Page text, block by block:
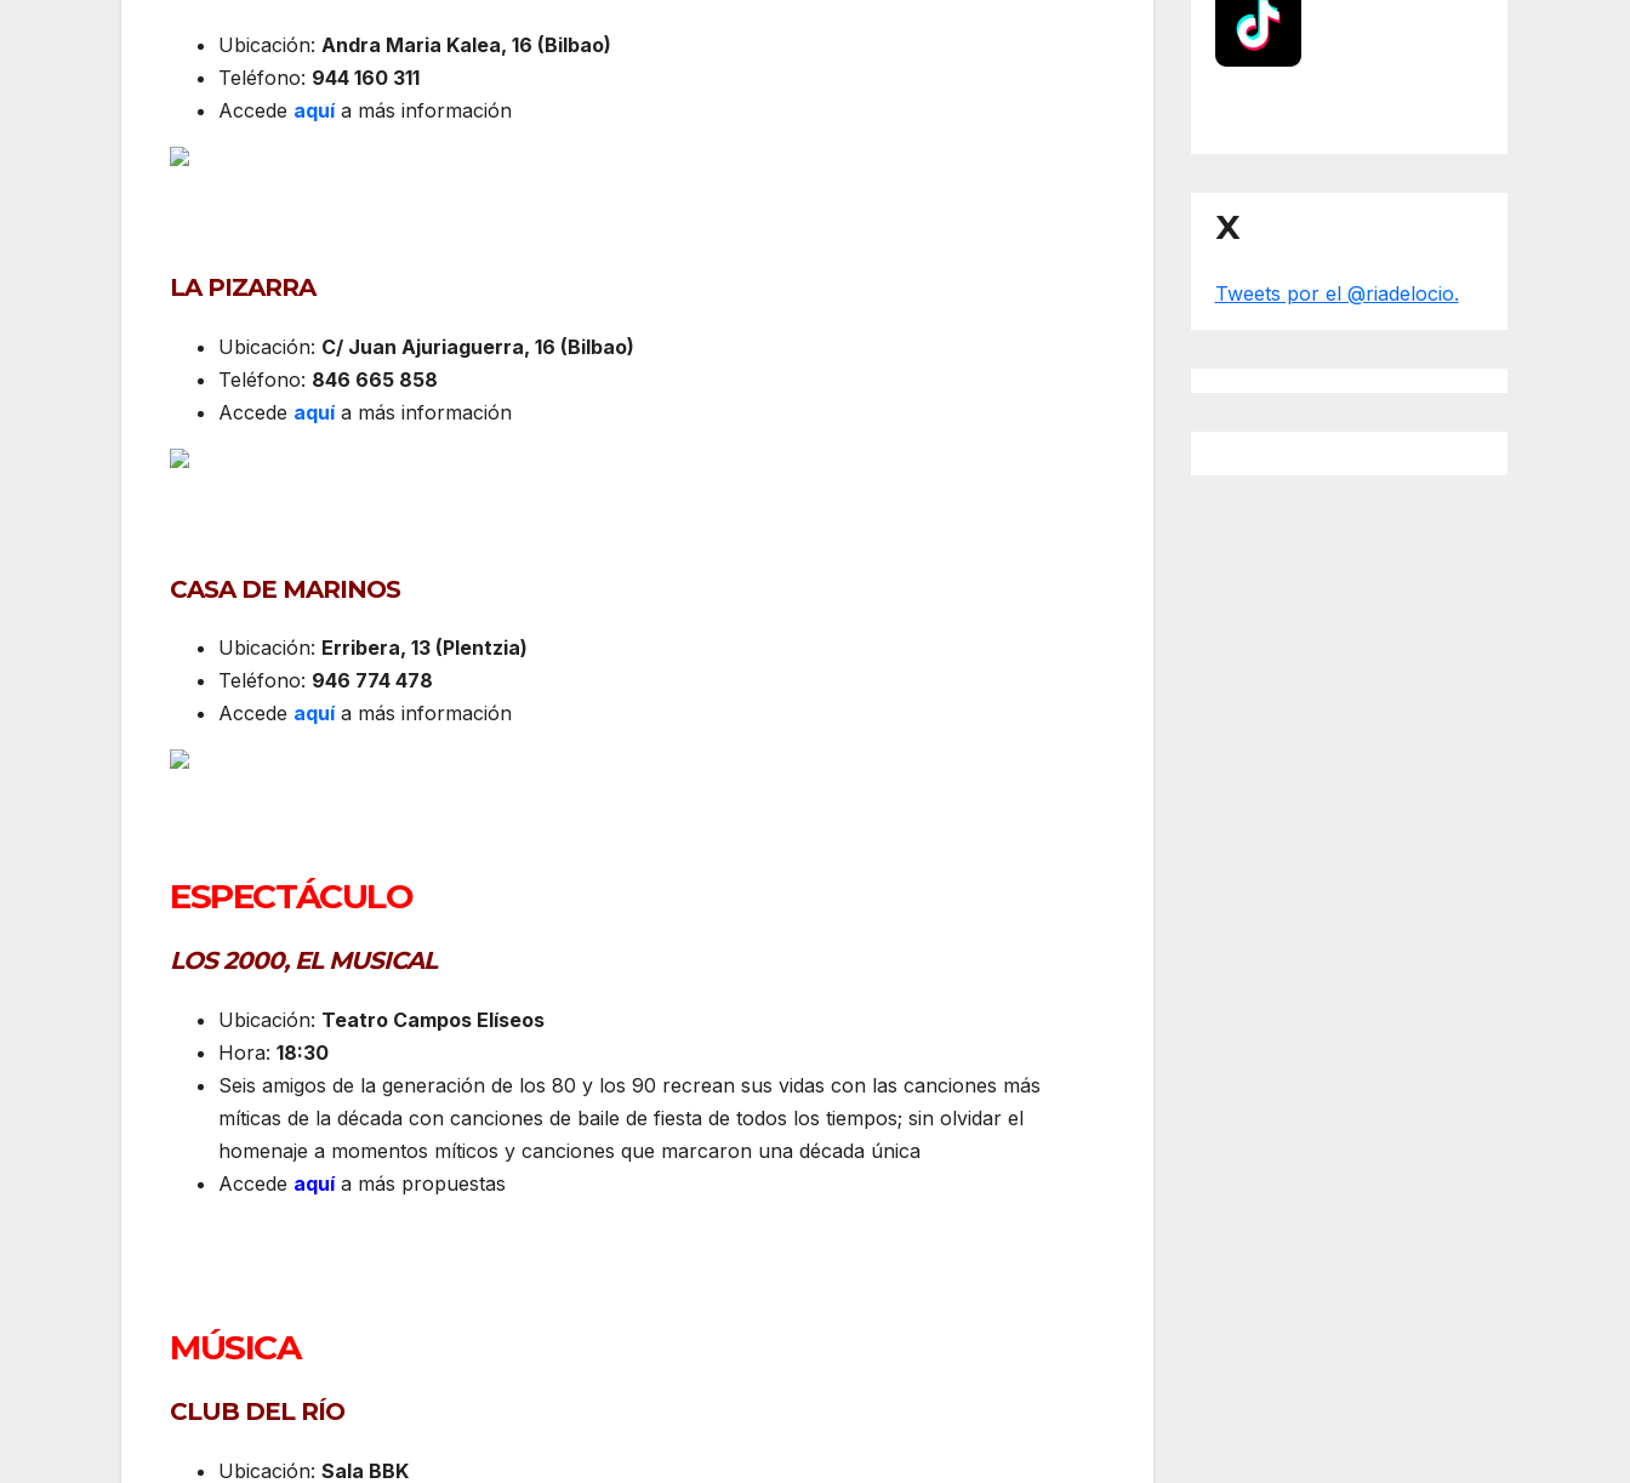
Ubicación: Andra Maria Kalea, 16 (Bilbao)
Teléfono: 944 160 311
Accede aquí a más información
LA PIZARRA
Ubicación: C/ Juan Ajuriaguerra, 16 (Bilbao)
Teléfono: 846 665 858
Accede aquía más información
CASA DE MARINOS
Ubicación: Erribera, 13 (Plentzia)
Teléfono: 946 774 478
Accede aquí a más información
ESPECTÁCULO
LOS 2000, EL MUSICAL
Ubicación: Teatro Campos Elíseos
Hora: 18:30
Seis amigos de la generación de los 80 y los 90 recrean sus vidas con las canciones más
míticas de la década con canciones de baile de fiesta de todos los tiempos; sin olvidar el
homenaje a momentos míticos y canciones que marcaron una década única
Accede aquí a más propuestas
MÚSICA
CLUB DEL RÍO
Ubicación: Sala BBK
X
Tweets por el @riadelocio.